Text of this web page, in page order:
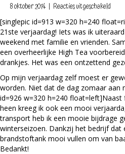
8 oktober 2014 | Reacties uitgeschakeld
van
de
Haan
[singlepic id=913 w=320 h=240
21ste verjaardag! Iets was ik
weekend met familie en vrienden.
een overheerlijke High Tea
drankjes. Het was een ontzettend
Op mijn verjaardag zelf moest er
worden. Niet dat de dag zomaar aan
id=926 w=320 h=240
heen kreeg ik ook een mooi
transport heb ik een mooie bijdrage
winterseizoen. Dankzij het bedrijf
brandstoftank mooi vullen om van
Bedankt!